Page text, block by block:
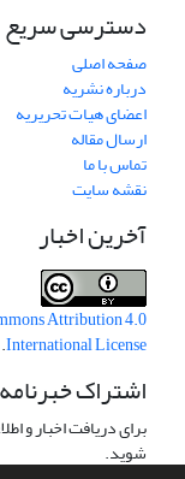
دسترسی سریع
صفحه اصلی
درباره نشریه
اعضای هیات تحریریه
ارسال مقاله
تماس با ما
نقشه سایت
آخرین اخبار
Attribution 4.0
International License
.
اشتراک خبرنامه
برای دریافت اخبار و
شوید.